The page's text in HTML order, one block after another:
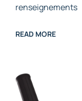
renseignements
READ MORE